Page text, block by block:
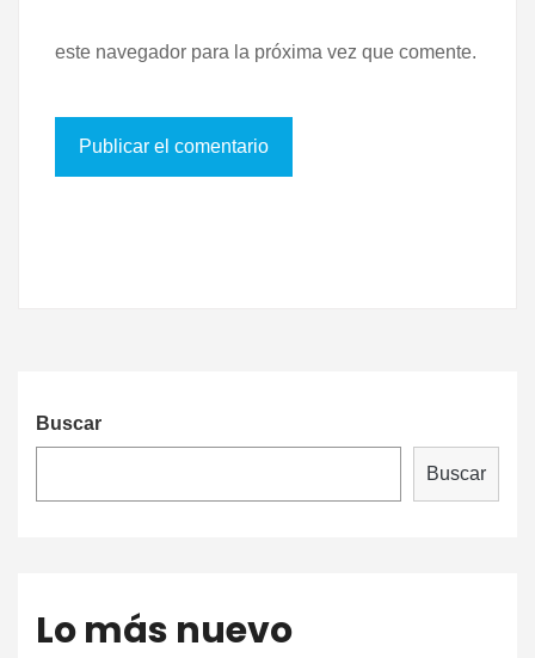
este navegador para la próxima vez que comente.
Buscar
Buscar
Lo más nuevo